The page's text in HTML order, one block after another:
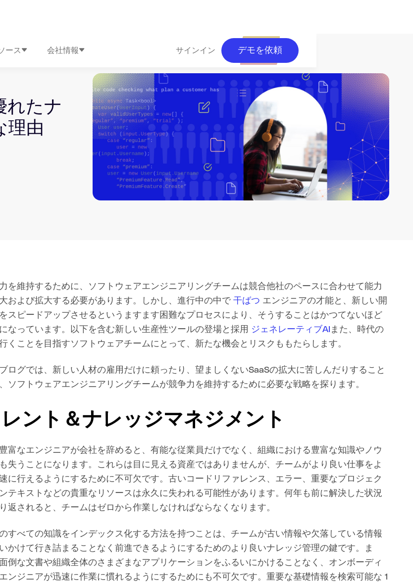
ース 会社情報 サインイン デモを依頼
れたナ
理由
を維持するために、ソフトウェアエンジニアリングチームは競合他社のペースに合わせて能力
および拡大する必要があります。しかし、進行中の中で干ばつ エンジニアの才能と、新しい開
スピードアップさせるというますます困難なプロセスにより、そうすることはかつてないほど
なっています。以下を含む新しい生産性ツールの登場と採用 ジェネレーティブAI また、時代の
くことを目指すソフトウェアチームにとって、新たな機会とリスクももたらします。
ログでは、新しい人材の雇用だけに頼ったり、望ましくないSaaSの拡大に苦しんだりすること
ソフトウェアエンジニアリングチームが競争力を維持するために必要な戦略を探ります。
ント＆ナレッジマネジメント
富なエンジニアが会社を辞めると、有能な従業員だけでなく、組織における豊富な知識やノウ
失うことになります。これらは目に見える資産ではありませんが、チームがより良い仕事をよ
に行えるようにするために不可欠です。古いコードリファレンス、エラー、重要なプロジェク
ンテキストなどの貴重なリソースは永久に失われる可能性があります。何年も前に解決した状況
返されると、チームはゼロから作業しなければならなくなります。
すべての知識をインデックス化する方法を持つことは、チームが古い情報や欠落している情報
かけて行き詰まることなく前進できるようにするためのより良いナレッジ管理の鍵です。ま
倒な文書や組織全体のさまざまなアプリケーションをふるいにかけることなく、オンボーディ
ンジニアが迅速に作業に慣れるようにするためにも不可欠です。重要な基礎情報を検索可能な 1